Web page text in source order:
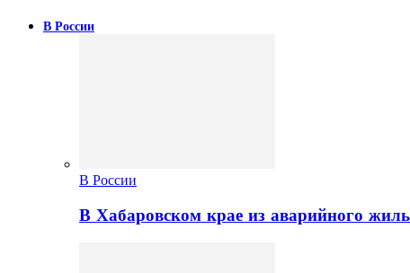
В России
В России
В Хабаровском крае из аварийного